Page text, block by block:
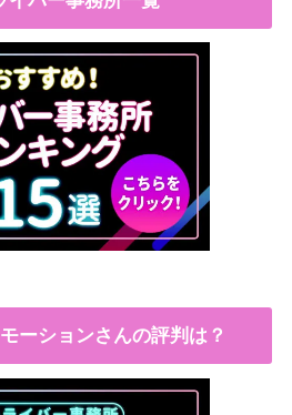
ーションさんの評判は？